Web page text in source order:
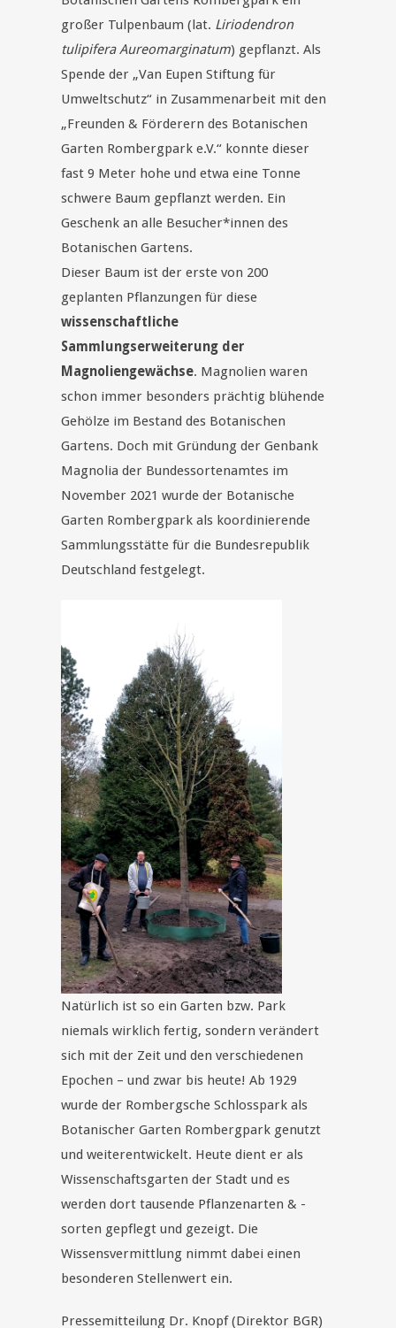
großer Tulpenbaum (lat. Liriodendron
tulipifera Aureomarginatum) gepflanzt. Als
Spende der „Van Eupen Stiftung für
Umweltschutz“ in Zusammenarbeit mit den
„Freunden & Förderern des Botanischen
Garten Rombergpark e.V.“ konnte dieser
fast 9 Meter hohe und etwa eine Tonne
schwere Baum gepflanzt werden. Ein
Geschenk an alle Besucher*innen des
Botanischen Gartens.
Dieser Baum ist der erste von 200
geplanten Pflanzungen für diese
wissenschaftliche
Sammlungserweiterung der
Magnoliengewächse. Magnolien waren
schon immer besonders prächtig blühende
Gehölze im Bestand des Botanischen
Gartens. Doch mit Gründung der Genbank
Magnolia der Bundessortenamtes im
November 2021 wurde der Botanische
Garten Rombergpark als koordinierende
Sammlungsstätte für die Bundesrepublik
Deutschland festgelegt.
Natürlich ist so ein Garten bzw. Park
niemals wirklich fertig, sondern verändert
sich mit der Zeit und den verschiedenen
Epochen – und zwar bis heute! Ab 1929
wurde der Rombergsche Schlosspark als
Botanischer Garten Rombergpark genutzt
und weiterentwickelt. Heute dient er als
Wissenschaftsgarten der Stadt und es
werden dort tausende Pflanzenarten & -
sorten gepflegt und gezeigt. Die
Wissensvermittlung nimmt dabei einen
besonderen Stellenwert ein.
Pressemitteilung Dr. Knopf (Direktor BGR)